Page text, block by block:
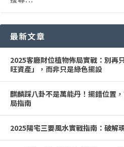
最新文章
2025客廳財位植物佈局實戰：別再
旺資產」，而非只是綠色擺設
麒麟踩八卦不是萬能丹！擺錯位置
局指南
2025陽宅三要風水實戰指南：破解